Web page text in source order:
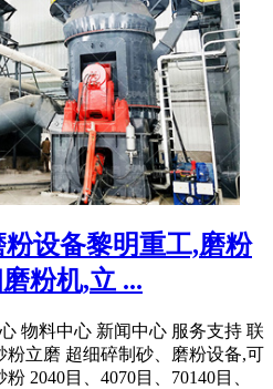
设备黎明重工,磨粉
粉机,立 ...
物料中心 新闻中心 服务支持 联
粉立磨 超细碎制砂、磨粉设备,可
2040目、4070目、70140目、